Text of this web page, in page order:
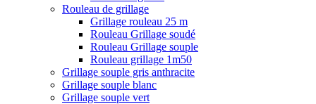
Rouleau de grillage
Grillage rouleau 25 m
Rouleau Grillage soudé
Rouleau Grillage souple
Rouleau grillage 1m50
Grillage souple gris anthracite
Grillage souple blanc
Grillage souple vert